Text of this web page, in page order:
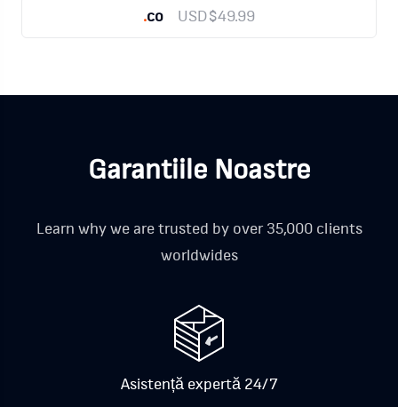
.co USD$49.99
Garantiile Noastre
Learn why we are trusted by over 35,000 clients
worldwides
Asistență expertă 24/7